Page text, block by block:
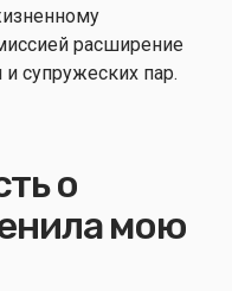
расширение
супружеских пар.
о
мою